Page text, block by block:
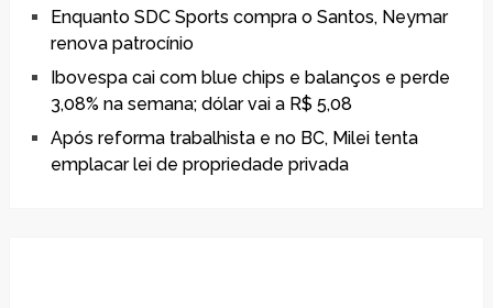
Enquanto SDC Sports compra o Santos, Neymar
renova patrocínio
Ibovespa cai com blue chips e balanços e perde
3,08% na semana; dólar vai a R$ 5,08
Após reforma trabalhista e no BC, Milei tenta
emplacar lei de propriedade privada